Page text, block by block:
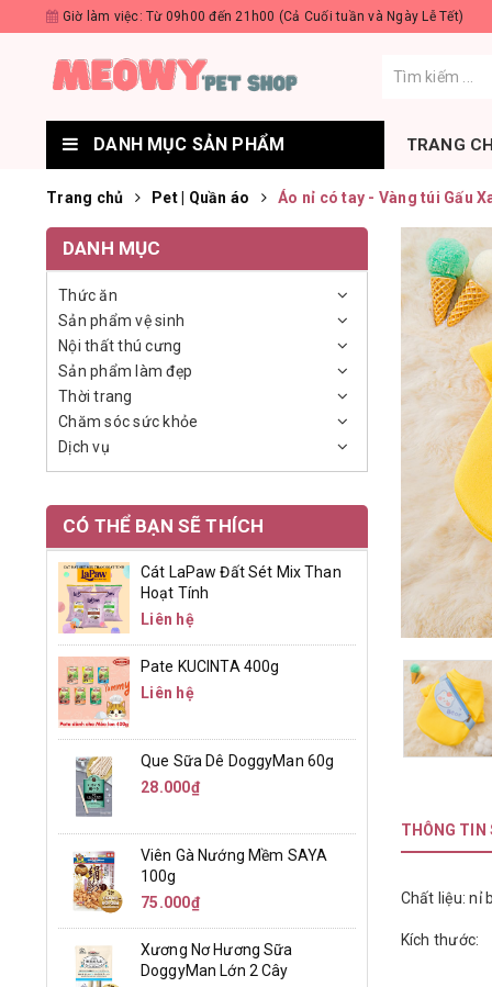
Giờ làm việc: Từ 09h00 đến 21h00 (Cả Cuối tuần và Ngày Lễ Tết)
DANH MỤC SẢN PHẨM TRANG
Trang chủ Pet | Quần áo Áo nỉ có tay - Vàng túi Gấu
THÔNG TIN
Chất liệu: nỉ
Kích thước:
DANH MỤC
Thức ăn
Sản phẩm vệ sinh
Nội thất thú cưng
Sản phẩm làm đẹp
Thời trang
Chăm sóc sức khỏe
Dịch vụ
CÓ THỂ BẠN SẼ THÍCH
Cát LaPaw Đất Sét Mix Than
Hoạt Tính
Liên hệ
Pate KUCINTA 400g
Liên hệ
Que Sữa Dê DoggyMan 60g
28.000₫
Viên Gà Nướng Mềm SAYA
100g
75.000₫
Xương Nơ Hương Sữa
DoggyMan Lớn 2 Cây